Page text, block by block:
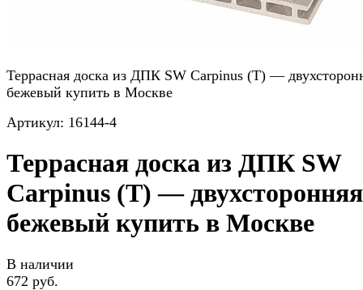
Террасная доска из ДПК SW Carpinus (T) —
бежевый купить в Москве
Артикул: 16144-4
Террасная доска из ДПК SW
Carpinus (T) — двухсторонняя
бежевый купить в Москве
В наличии
672 руб.